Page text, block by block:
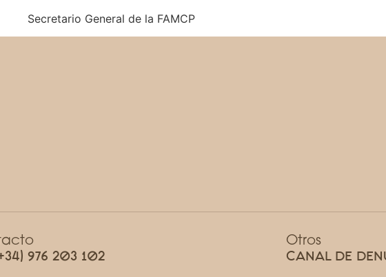
Secretario General de la FAMCP
976 203 102
Otros
CANAL DE